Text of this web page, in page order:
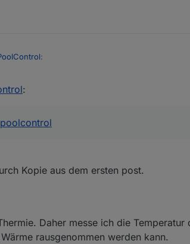
:
Pumpensteuerung
einstellbare Grenzen)
:
Kopie aus dem ersten post.
Daher messe ich die Temperatur
rausgenommen werden kann.